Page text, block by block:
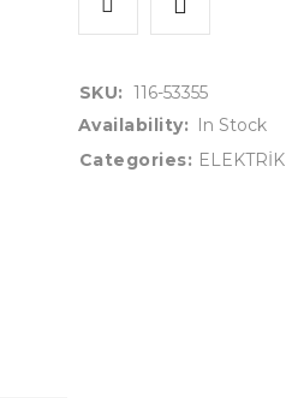
SKU: 116-53355
Availability: In Stock
Categories: ELEKTRİK